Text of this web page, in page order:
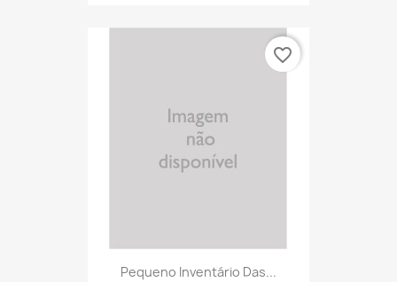
Pequeno Inventário Das...
favorite_border